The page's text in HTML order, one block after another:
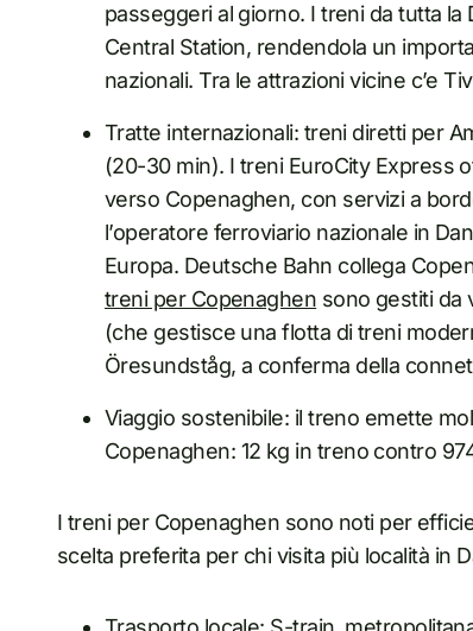
passeggeri al giorno. I treni da tutta la
Central Station, rendendola un
nazionali. Tra le attrazioni vicine c’e
Tratte internazionali: treni diretti per
(20-30 min). I treni EuroCity Express
verso Copenaghen, con servizi a
l’operatore ferroviario nazionale in
Europa. Deutsche Bahn collega
treni per Copenaghen sono gestiti da
(che gestisce una flotta di treni
Öresundståg, a conferma della
Viaggio sostenibile: il treno emette
Copenaghen: 12 kg in treno contro
I treni per Copenaghen sono noti per
scelta preferita per chi visita più località in